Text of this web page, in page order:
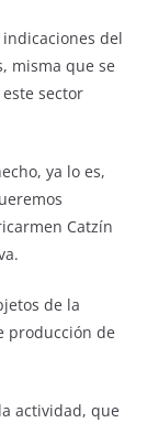
del
misma que se
sector
ya lo es,
Catzín
de la
producción de
actividad, que